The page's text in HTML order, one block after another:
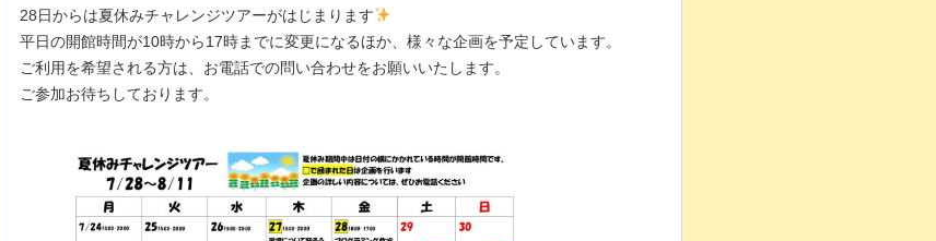
28日からは夏休みチャレンジツアーがはじまります
平日の開館時間が10時から17時までに変更になるほか、様々な企画を予定しています。
ご利用を希望される方は、お電話での問い合わせをお願いいたします。
ご参加お待ちしております。